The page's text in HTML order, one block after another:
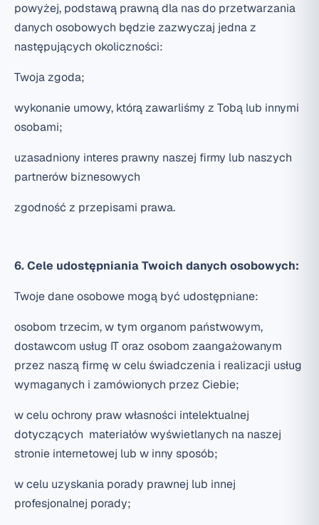
powyżej, podstawą prawną dla nas do przetwarzania
danych osobowych będzie zazwyczaj jedna z
następujących okoliczności:
Twoja zgoda;
wykonanie umowy, którą zawarliśmy z Tobą lub innymi
osobami;
uzasadniony interes prawny naszej firmy lub naszych
partnerów biznesowych
zgodność z przepisami prawa.
6. Cele udostępniania Twoich danych osobowych:
Twoje dane osobowe mogą być udostępniane:
osobom trzecim, w tym organom państwowym,
dostawcom usług IT oraz osobom zaangażowanym
przez naszą firmę w celu świadczenia i realizacji usług
wymaganych i zamówionych przez Ciebie;
w celu ochrony praw własności intelektualnej
dotyczących materiałów wyświetlanych na naszej
stronie internetowej lub w inny sposób;
w celu uzyskania porady prawnej lub innej
profesjonalnej porady;